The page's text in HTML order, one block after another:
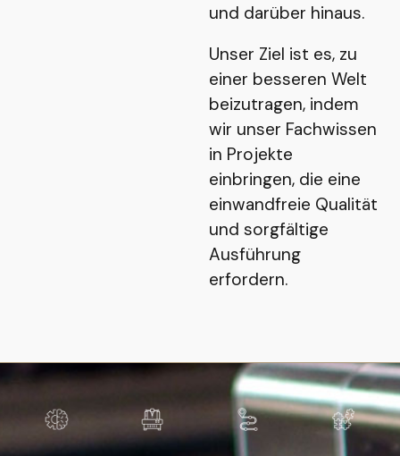
und darüber hinaus.
Unser Ziel ist es, zu
einer besseren Welt
beizutragen, indem
wir unser Fachwissen
in Projekte
einbringen, die eine
einwandfreie Qualität
und sorgfältige
Ausführung
erfordern.